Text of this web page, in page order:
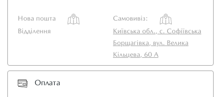
Нова пошта
Самовивіз:
Відділення
Київська обл., с. Софіївська
Борщагівка, вул. Велика
Кільцева, 60 А
Оплата